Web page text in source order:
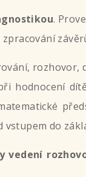
.
rozhovor,
hodnocení
do
vedení